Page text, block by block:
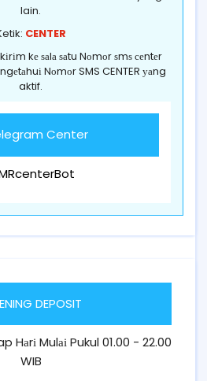
lain.
CENTER
kе ѕаlа ѕаtu Nоmоr ѕmѕ сеntеr
Nоmоr SMS CENTER уаng
aktif.
Center
DEPOSIT
Mulаі Pukul 01.00 - 22.00
WIB